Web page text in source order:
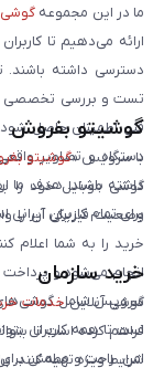
ما در این مجموعه
ارائه می‌دهیم تا
دسترسی داشته باشند.
تست و بررسی تخصصی
فنی اطمینان حاصل
دستگاه و تصاویر واقعی
داشته باشند. هدف ما
برای تمام کاربران
گوشیتو بفروش
با سرویس «گوشیتو
گوشی موبایل خود را
وضعیت فیزیکی آن را
خرید را به شما
انجام می‌شود و
سرویس شامل گوشی‌های
است تا همه کاربران
امن، راحت و مطمئن
خرید سازمان
گوشی آنلاینخدمات
فراهم کرده است تا
شرایط ویژه تهیه کنند.